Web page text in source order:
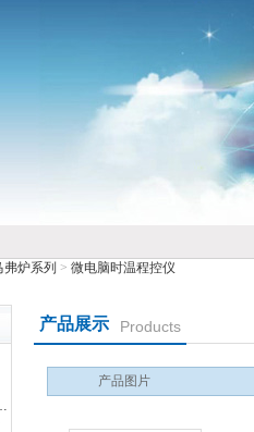
有限公司
弗炉系列 > 微电脑时温程控仪
网站下载罗志祥
产品展示 Products
产品图片